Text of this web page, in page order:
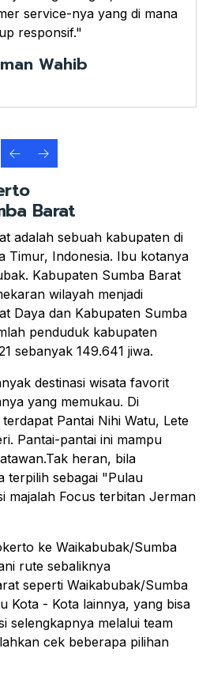
service-nya yang di mana
responsif."
Wahib
Barat
adalah sebuah kabupaten di
Timur, Indonesia. Ibu kotanya
Kabupaten Sumba Barat
wilayah menjadi
Daya dan Kabupaten Sumba
penduduk kabupaten
sebanyak 149.641 jiwa.
destinasi wisata favorit
yang memukau. Di
Pantai Nihi Watu, Lete
Pantai-pantai ini mampu
heran, bila
terpilih sebagai "Pulau
majalah Focus terbitan Jerman
ke Waikabubak/Sumba
rute sebaliknya
seperti Waikabubak/Sumba
Kota - Kota lainnya, yang bisa
selengkapnya melalui team
cek beberapa pilihan